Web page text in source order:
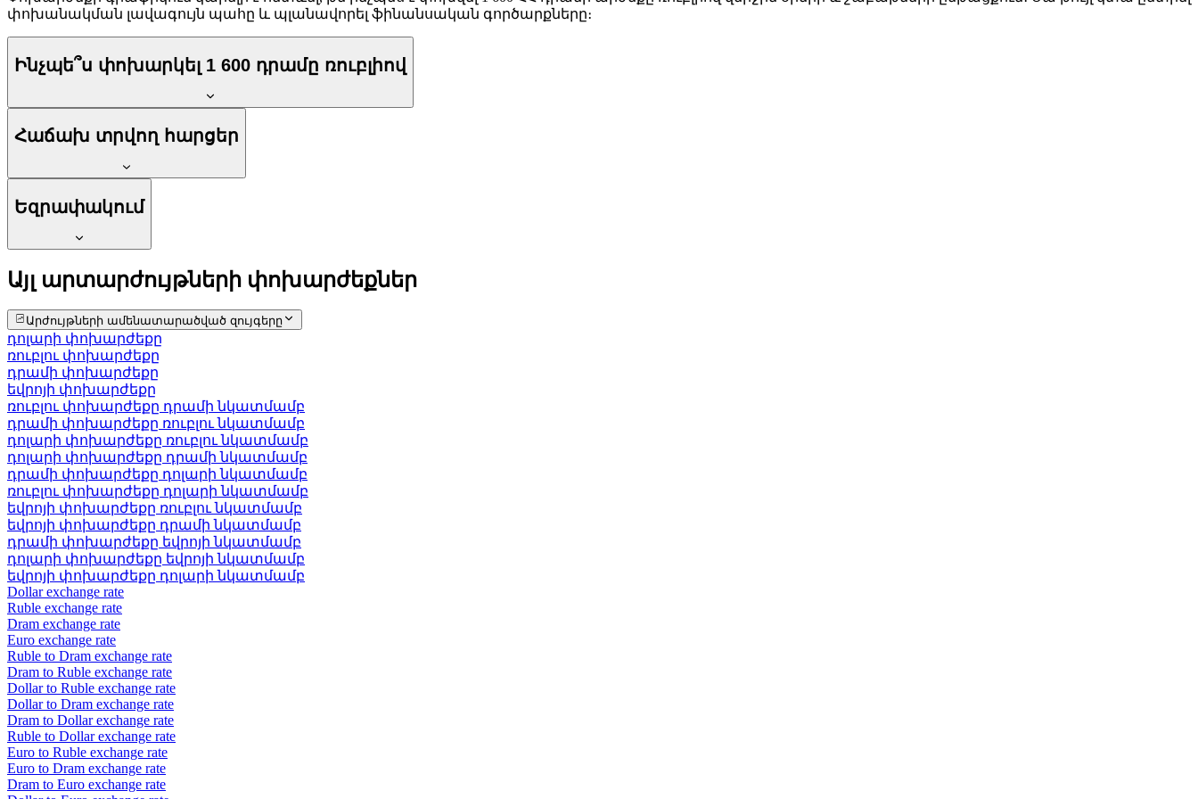
փոխանակման լավագույն պահը և պլանավորել ֆինանսական գործարքները։
Ինչպե՞ս փոխարկել 1 600 դրամը ռուբլիով
Հաճախ տրվող հարցեր
Եզրափակում
Այլ արտարժույթների փոխարժեքներ
Արժույթների ամենատարածված զույգերը
դոլարի փոխարժեքը
ռուբլու փոխարժեքը
դրամի փոխարժեքը
եվրոյի փոխարժեքը
ռուբլու փոխարժեքը դրամի նկատմամբ
դրամի փոխարժեքը ռուբլու նկատմամբ
դոլարի փոխարժեքը ռուբլու նկատմամբ
դոլարի փոխարժեքը դրամի նկատմամբ
դրամի փոխարժեքը դոլարի նկատմամբ
ռուբլու փոխարժեքը դոլարի նկատմամբ
եվրոյի փոխարժեքը ռուբլու նկատմամբ
եվրոյի փոխարժեքը դրամի նկատմամբ
դրամի փոխարժեքը եվրոյի նկատմամբ
դոլարի փոխարժեքը եվրոյի նկատմամբ
եվրոյի փոխարժեքը դոլարի նկատմամբ
Dollar exchange rate
Ruble exchange rate
Dram exchange rate
Euro exchange rate
Ruble to Dram exchange rate
Dram to Ruble exchange rate
Dollar to Ruble exchange rate
Dollar to Dram exchange rate
Dram to Dollar exchange rate
Ruble to Dollar exchange rate
Euro to Ruble exchange rate
Euro to Dram exchange rate
Dram to Euro exchange rate